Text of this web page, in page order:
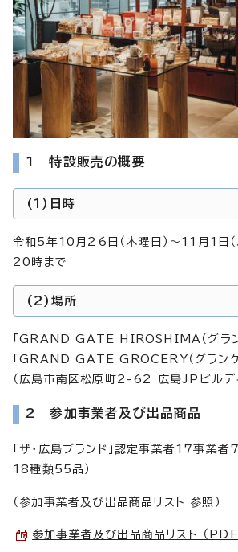
1 特設販売の概要
(1)日時
令和5年10月26日（木曜日）～11月1日
20時まで
(2)場所
「GRAND GATE HIROSHIMA（グラン
「GRAND GATE GROCERY（グランゲ
（広島市南区松原町2-62 広島JPビルデ
2 参加事業者及び出品商品
「ザ・広島ブランド」認定事業者17事業
18種類55品）
（参加事業者及び出品商品リスト 参照）
参加事業者及び出品商品リスト （